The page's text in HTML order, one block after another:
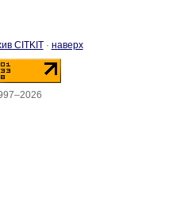
CITKIT· наверх